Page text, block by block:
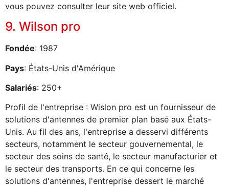
vous pouvez consulter leur site web officiel.
9. Wilson pro
Fondée: 1987
Pays: États-Unis d'Amérique
Salariés: 250+
Profil de l'entreprise : Wislon pro est un fournisseur de
solutions d'antennes de premier plan basé aux États-
Unis. Au fil des ans, l'entreprise a desservi différents
secteurs, notamment le secteur gouvernemental, le
secteur des soins de santé, le secteur manufacturier et
le secteur des transports. En ce qui concerne les
solutions d'antennes, l'entreprise dessert le marché